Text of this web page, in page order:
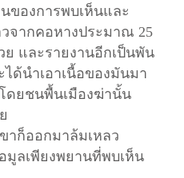
ของการพบเห็นและ
จากคอหางประมาณ 25
และรายงานอีกเป็นพัน
ด้นำเอาเนื้อของมันมา
ดยชนพื้นเมืองฆ่านั้น
าก็ออกมาล้มเหลว
มูลเพียงพยานที่พบเห็น